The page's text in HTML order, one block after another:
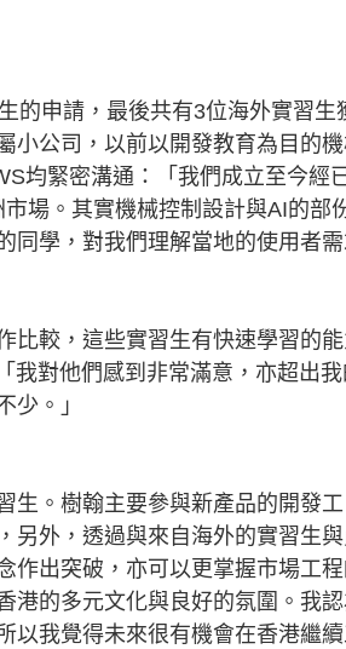
的申請，最後共有3位海外實習生
小公司，以前以開發教育為目的
均緊密溝通：「我們成立至今經
場。其實機械控制設計與AI的部
同學，對我們理解當地的使用者
比較，這些實習生有快速學習的
我對他們感到非常滿意，亦超出我
少。」
生。樹翰主要參與新產品的開發工
另外，透過與來自海外的實習生與
作出突破，亦可以更掌握市場工
港的多元文化與良好的氛圍。我
以我覺得未來很有機會在香港繼